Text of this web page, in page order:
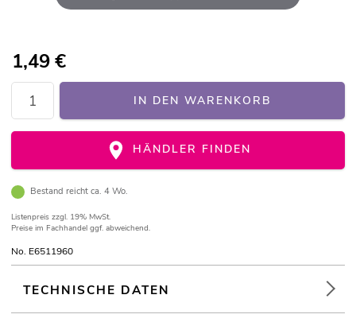
1,49€
IN DEN WARENKORB
HÄNDLER FINDEN
Bestand reicht ca. 4 Wo.
Listenpreis zzgl. 19% MwSt.
Preise im Fachhandel ggf. abweichend.
No. E6511960
TECHNISCHE DATEN